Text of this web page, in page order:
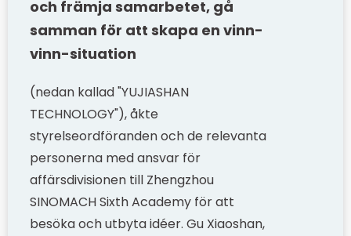
och främja samarbetet, gå
samman för att skapa en vinn-
vinn-situation
(nedan kallad "YUJIASHAN
TECHNOLOGY"), åkte
styrelseordföranden och de relevanta
personerna med ansvar för
affärsdivisionen till Zhengzhou
SINOMACH Sixth Academy för att
besöka och utbyta idéer. Gu Xiaoshan,